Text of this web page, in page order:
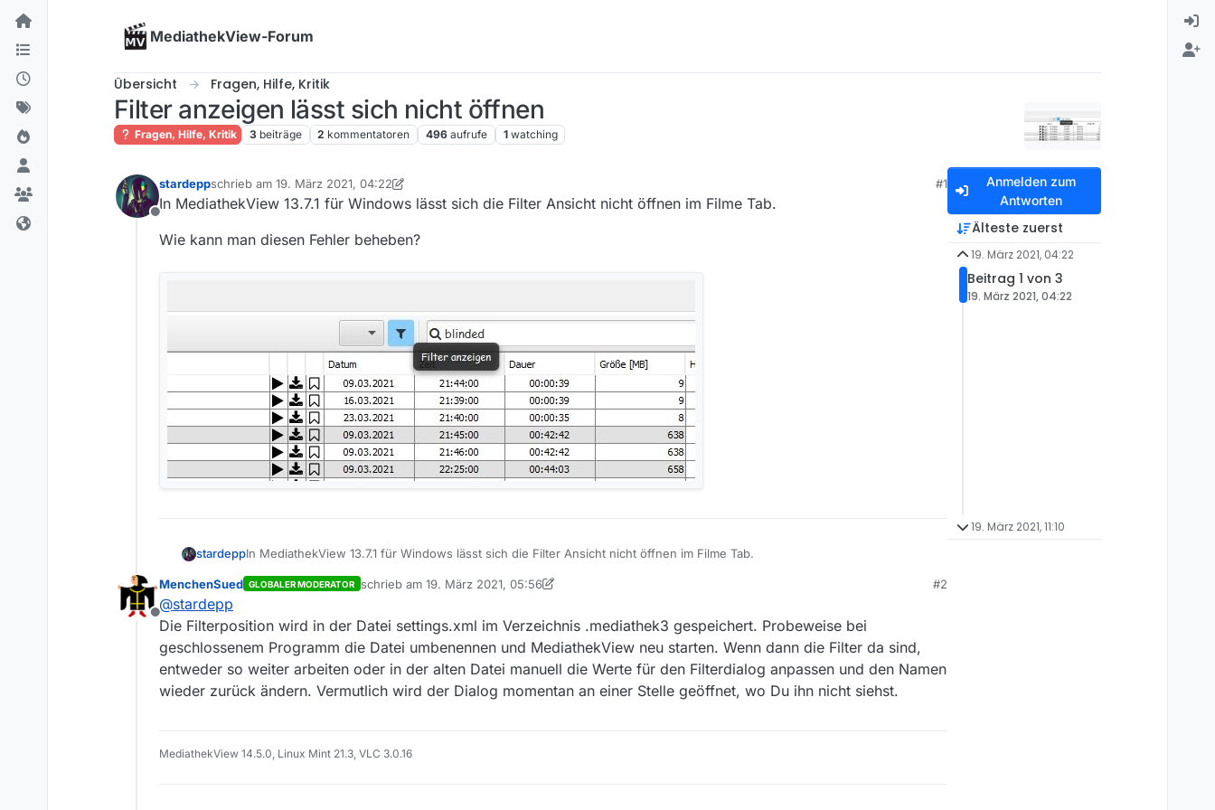
Skip to content
MediathekView-Forum
Übersicht Fragen, Hilfe, Kritik
Filter anzeigen lässt sich nicht öffnen
Fragen, Hilfe, Kritik 3 beiträge 2 kommentatoren 496 aufrufe 1 watching
Offline
stardeppschrieb am 19. März 2021, 04:22
zuletzt editiert von stardepp
#1
In MediathekView 13.7.1 für Windows lässt sich die Filter Ansicht nicht öffnen im Filme Tab.
Wie kann man diesen Fehler beheben?
stardeppIn MediathekView 13.7.1 für Windows lässt sich die Filter Ansicht nicht öffnen im Filme Tab.
Wie kann man diesen Fehler beheben?
Offline
MenchenSued GLOBALER MODERATOR schrieb am 19. März 2021, 05:56
zuletzt editiert von MenchenSued
#2
@stardepp
Die Filterposition wird in der Datei settings.xml im Verzeichnis .mediathek3 gespeichert. Probeweise bei
geschlossenem Programm die Datei umbenennen und MediathekView neu starten. Wenn dann die Filter da sind,
entweder so weiter arbeiten oder in der alten Datei manuell die Werte für den Filterdialog anpassen und den Namen
wieder zurück ändern. Vermutlich wird der Dialog momentan an einer Stelle geöffnet, wo Du ihn nicht siehst.
MediathekView 14.5.0, Linux Mint 21.3, VLC 3.0.16
Anmelden zum
Antworten
Älteste zuerst
19. März 2021, 04:22
Beitrag 1 von 3
19. März 2021, 04:22
19. März 2021, 11:10